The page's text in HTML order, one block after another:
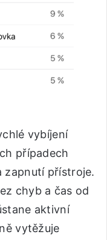
vybíjení
případech
zapnutí přístroje.
chyb a čas od
aktivní
vytěžuje